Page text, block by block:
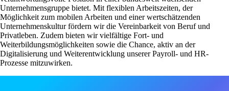
Unternehmensgruppe bietet. Mit flexiblen Arbeitszeiten, der
Möglichkeit zum mobilen Arbeiten und einer wertschätzenden
Unternehmenskultur fördern wir die Vereinbarkeit von Beruf und
Privatleben. Zudem bieten wir vielfältige Fort- und
Weiterbildungsmöglichkeiten sowie die Chance, aktiv an der
Digitalisierung und Weiterentwicklung unserer Payroll- und HR-
Prozesse mitzuwirken.